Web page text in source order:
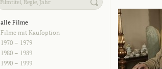
alle Filme
Filme mit Kaufoption
1970 – 1979
1980 – 1989
1990 – 1999